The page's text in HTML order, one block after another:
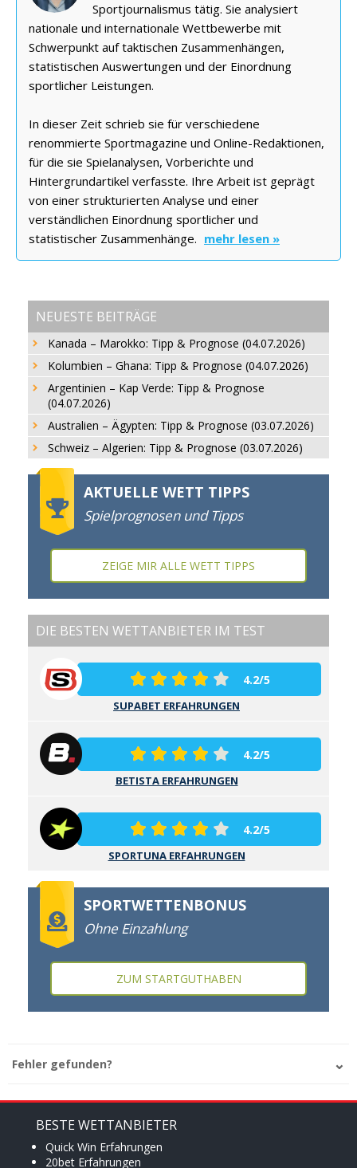
Sportjournalismus tätig. Sie analysiert
nationale und internationale Wettbewerbe mit
Schwerpunkt auf taktischen Zusammenhängen,
statistischen Auswertungen und der Einordnung
sportlicher Leistungen.
In dieser Zeit schrieb sie für verschiedene
renommierte Sportmagazine und Online-Redaktionen,
für die sie Spielanalysen, Vorberichte und
Hintergrundartikel verfasste. Ihre Arbeit ist geprägt
von einer strukturierten Analyse und einer
verständlichen Einordnung sportlicher und
statistischer Zusammenhänge. mehr lesen »
NEUESTE BEITRÄGE
Kanada – Marokko: Tipp & Prognose (04.07.2026)
Kolumbien – Ghana: Tipp & Prognose (04.07.2026)
Argentinien – Kap Verde: Tipp & Prognose
(04.07.2026)
Australien – Ägypten: Tipp & Prognose (03.07.2026)
Schweiz – Algerien: Tipp & Prognose (03.07.2026)
AKTUELLE WETT TIPPS
Spielprognosen und Tipps
ZEIGE MIR ALLE WETT TIPPS
DIE BESTEN WETTANBIETER IM TEST
4.2/5
SUPABET ERFAHRUNGEN
4.2/5
BETISTA ERFAHRUNGEN
4.2/5
SPORTUNA ERFAHRUNGEN
SPORTWETTENBONUS
Ohne Einzahlung
ZUM STARTGUTHABEN
Fehler gefunden?
BESTE WETTANBIETER
Quick Win Erfahrungen
20bet Erfahrungen